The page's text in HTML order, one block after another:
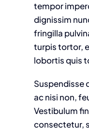
tempor
dignissim
fringilla
turpis tortor,
lobortis quis
Suspendisse
ac nisi non,
Vestibulum
consectetur,